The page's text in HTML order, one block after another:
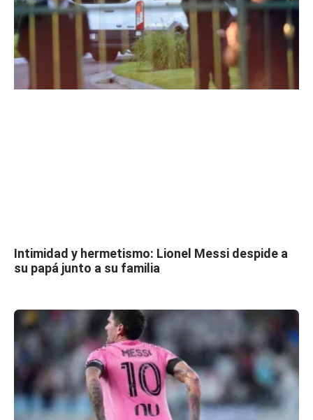
Intimidad y hermetismo: Lionel Messi despide a
su papá junto a su familia